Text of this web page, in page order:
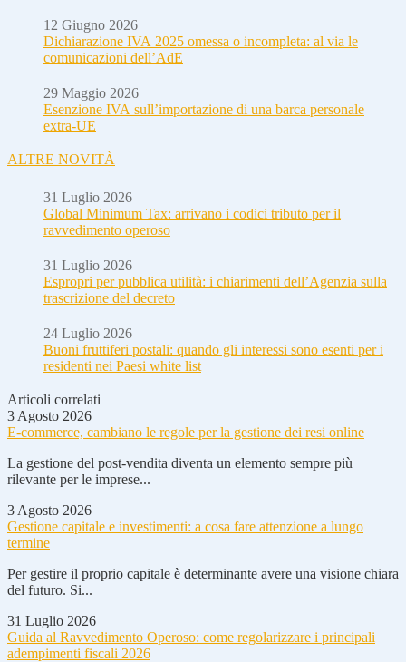
12 Giugno 2026
Dichiarazione IVA 2025 omessa o incompleta: al via le
comunicazioni dell’AdE
29 Maggio 2026
Esenzione IVA sull’importazione di una barca personale
extra-UE
ALTRE NOVITÀ
31 Luglio 2026
Global Minimum Tax: arrivano i codici tributo per il
ravvedimento operoso
31 Luglio 2026
Espropri per pubblica utilità: i chiarimenti dell’Agenzia sulla
trascrizione del decreto
24 Luglio 2026
Buoni fruttiferi postali: quando gli interessi sono esenti per i
residenti nei Paesi white list
Articoli correlati
3 Agosto 2026
E-commerce, cambiano le regole per la gestione dei resi online
La gestione del post-vendita diventa un elemento sempre più
rilevante per le imprese...
3 Agosto 2026
Gestione capitale e investimenti: a cosa fare attenzione a lungo
termine
Per gestire il proprio capitale è determinante avere una visione chiara
del futuro. Si...
31 Luglio 2026
Guida al Ravvedimento Operoso: come regolarizzare i principali
adempimenti fiscali 2026